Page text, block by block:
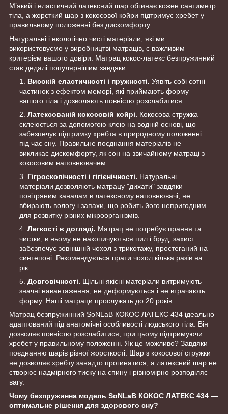
М’який і еластичний латексний шар обгинає кожен сантиметр
тіла, а жорсткий шар з кокосової койри підтримує хребет у
правильному положенні без дискомфорту.
Натуральні і екологічно чисті матеріали, які ми
використовуємо у виробництві матраців, є важливим
критерієм вашого довіри. Матрац кокос-латекс безпружинний
стає дедалі популярнішим завдяки:
Високій еластичності і пружності. Уявіть собі сотні
частинок з ефектом меморі, які приймають форму
вашого тіла і дозволяють повністю розслабитися.
Латексованій кокосовій койрі. Кокосова стружка
склеюється за допомогою клею на водній основі, що
забезпечує підтримку хребта в природному положенні
під час сну. Правильне поєднання матеріалів не
викликає дискомфорту, як сон на звичайному матраці з
кокосовим наповнювачем.
Гігроскопічності і гігієнічності. Натуральні
матеріали дозволяють матрацу "дихати" завдяки
повітряним каналам в латексному наповнювачі, не
вбирають вологу і запахи, що робить його непригодним
для розвитку різних мікроорганізмів.
Легкості в догляді. Матрац не потребує прання та
чистки, в ньому не накопичуються пил і бруд, захист
забезпечує зовнішній чохол з трикотажу, простеганий на
синтепоні. Рекомендується прати чохол кілька разів на
рік.
Довговічності. Щільні якісні матеріали витримують
значні навантаження, не деформуються і не втрачають
форму. Наші матраци прослужать до 20 років.
Матрац безпружинний SoNLaB КОКОС ЛАТЕКС 434 ідеально
адаптований під анатомічні особливості людського тіла. Він
дозволяє повністю розслабитися, при цьому підтримуючи
хребет у правильному положенні. Як це можливо? Завдяки
поєднанню шарів різної жорсткості. Шар з кокосової стружки
не дозволяє хребту занадто прогинатися, а латексний шар не
створює надмірного тиску на спину і рівномірно розподіляє
вагу.
Чому безпружинна модель SoNLaB КОКОС ЛАТЕКС 434 —
оптимальне рішення для здорового сну?